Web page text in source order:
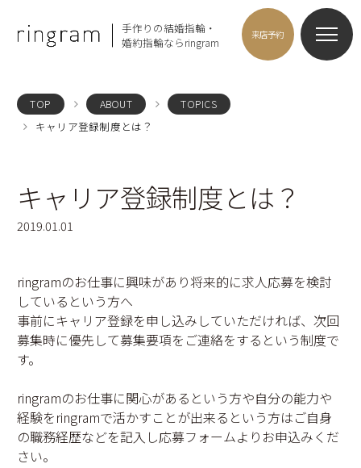
手作りの結婚指輪・
婚約指輪ならringram
来店予約
TOP ABOUT
TOPICS
キャリア登録制度とは？
キャリア登録制度とは？
2019.01.01
ringramのお仕事に興味があり将来的に求人応募を検討
しているという方へ
事前にキャリア登録を申し込みしていただければ、次回
募集時に優先して募集要項をご連絡をするという制度で
す。
ringramのお仕事に関心があるという方や自分の能力や
経験をringramで活かすことが出来るという方はご自身
の職務経歴などを記入し応募フォームよりお申込みくだ
さい。